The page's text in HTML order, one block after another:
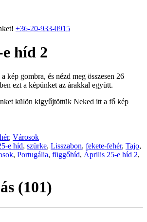
+36-20-933-0915
híd 2
kép gombra, és nézd meg összesen 26
ezt a képünket az árakkal együtt.
külön kigyűjtöttük Neked itt a fő kép
, Városok
e híd, szürke, Lisszabon, fekete-fehér, Tajo,
, Portugália, függőhíd, Április 25-e híd 2,
(101)